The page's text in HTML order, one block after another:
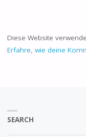
Diese Website
Erfahre, wie deine
SEARCH